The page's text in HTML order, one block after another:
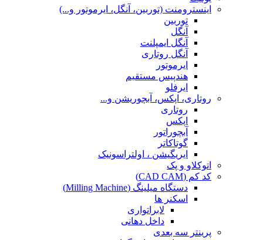
اینسترومنت (توربین، آنگل، ایرموتور و...)
توربین
آنگل
آنگل ایمپلنت
آنگل روتاری
ایرموتور
هندپیس مستقیم
ایرفلو
روتاری، اپکس، آبچوریشن و...
روتاری
اپکس
آبچوراتور
گوتاکاتر
ایریگیشن ، اولتراسونیک
اتوکلاو و پک
کد کم (CAD CAM)
دستگاه میلینگ (Milling Machine)
اسکنر ها
لابراتواری
داخل دهانی
پرینتر سه بعدی